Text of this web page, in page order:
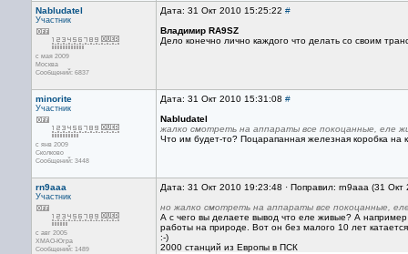
Nabludatel
Участник
с мая 2009
Москва
Сообщений: 6837
Дата: 31 Окт 2010 15:25:22 #
Владимир RA9SZ
Дело конечно лично каждого что делать со своим
minorite
Участник
с янв 2009
Сколково
Сообщений: 3448
Дата: 31 Окт 2010 15:31:08 #
Nabludatel
жалко смотреть на аппараты все покоцанные, еле
Что им будет-то? Поцарапанная железная коробка на
rn9aaa
Участник
с авг 2005
ХМАО-Югра
Сообщений: 1489
Дата: 31 Окт 2010 19:23:48 · Поправил: rn9aaa (31
но жалко смотреть на аппараты все покоцанные,
А с чего вы делаете вывод что еле живые? А
работы на природе. Вот он без малого 10 лет
:-)
2000 станций из Европы в ПСК